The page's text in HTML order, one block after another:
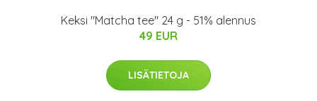
Keksi "Matcha tee" 24 g - 51% alennus
49 EUR
LISÄTIETOJA